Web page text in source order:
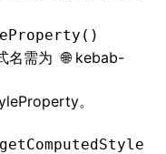
名需为
kebab-
。